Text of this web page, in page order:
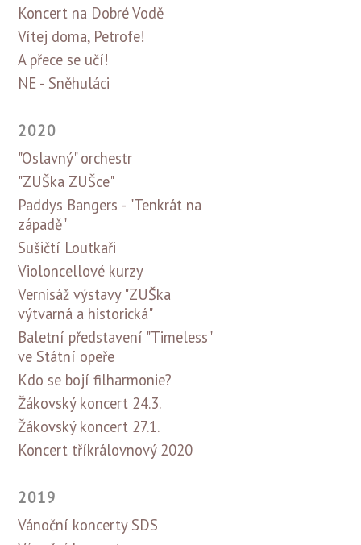
Koncert na Dobré Vodě
Vítej doma, Petrofe!
A přece se učí!
NE - Sněhuláci
2020
"Oslavný" orchestr
"ZUŠka ZUŠce"
Paddys Bangers - "Tenkrát na
západě"
Sušičtí Loutkaři
Violoncellové kurzy
Vernisáž výstavy "ZUŠka
výtvarná a historická"
Baletní představení "Timeless"
ve Státní opeře
Kdo se bojí filharmonie?
Žákovský koncert 24.3.
Žákovský koncert 27.1.
Koncert tříkrálovnový 2020
2019
Vánoční koncerty SDS